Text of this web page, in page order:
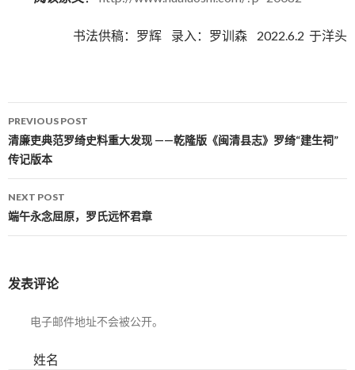
书法供稿：罗辉 录入：罗训森 2022.6.2 于洋头
Post navigation
PREVIOUS POST
清廉吏典范罗绮史料重大发现 ——乾隆版《闽清县志》罗绮“建生祠”
传记版本
NEXT POST
端午永念屈原，罗氏远怀君章
发表评论
电子邮件地址不会被公开。
姓名